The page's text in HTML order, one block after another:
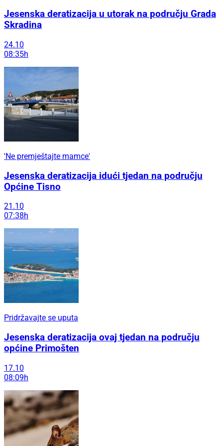
Jesenska deratizacija u utorak na području Grada
Skradina
24.10
08:35h
'Ne premještajte mamce'
Jesenska deratizacija idući tjedan na području
Općine Tisno
21.10
07:38h
Pridržavajte se uputa
Jesenska deratizacija ovaj tjedan na području
općine Primošten
17.10
08:09h